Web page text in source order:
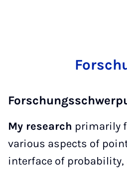
My research primarily
various aspects of
interface of probability,